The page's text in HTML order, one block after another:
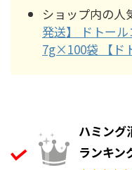
ショップ内の人
発送】 ドトー
7g×100袋 【ド
ハミング
ランキン